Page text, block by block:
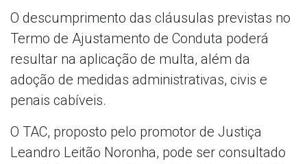
O descumprimento das cláusulas previstas no
Termo de Ajustamento de Conduta poderá
resultar na aplicação de multa, além da
adoção de medidas administrativas, civis e
penais cabíveis.
O TAC, proposto pelo promotor de Justiça
Leandro Leitão Noronha, pode ser consultado